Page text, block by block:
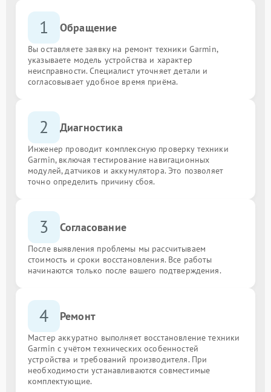
1 Обращение
Вы оставляете заявку на ремонт техники Garmin,
указываете модель устройства и характер
неисправности. Специалист уточняет детали и
согласовывает удобное время приёма.
2 Диагностика
Инженер проводит комплексную проверку техники
Garmin, включая тестирование навигационных
модулей, датчиков и аккумулятора. Это позволяет
точно определить причину сбоя.
3 Согласование
После выявления проблемы мы рассчитываем
стоимость и сроки восстановления. Все работы
начинаются только после вашего подтверждения.
4 Ремонт
Мастер аккуратно выполняет восстановление техники
Garmin с учётом технических особенностей
устройства и требований производителя. При
необходимости устанавливаются совместимые
комплектующие.